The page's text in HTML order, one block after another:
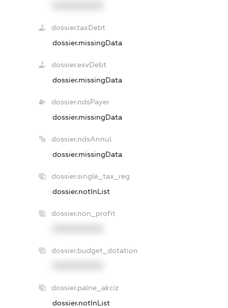
dossier.taxDebt
dossier.missingData
dossier.esvDebt
dossier.missingData
dossier.ndsPayer
dossier.missingData
dossier.ndsAnnul
dossier.missingData
dossier.single_tax_reg
dossier.notInList
dossier.non_profit
dossier.budget_dotation
dossier.palne_akciz
dossier.notInList